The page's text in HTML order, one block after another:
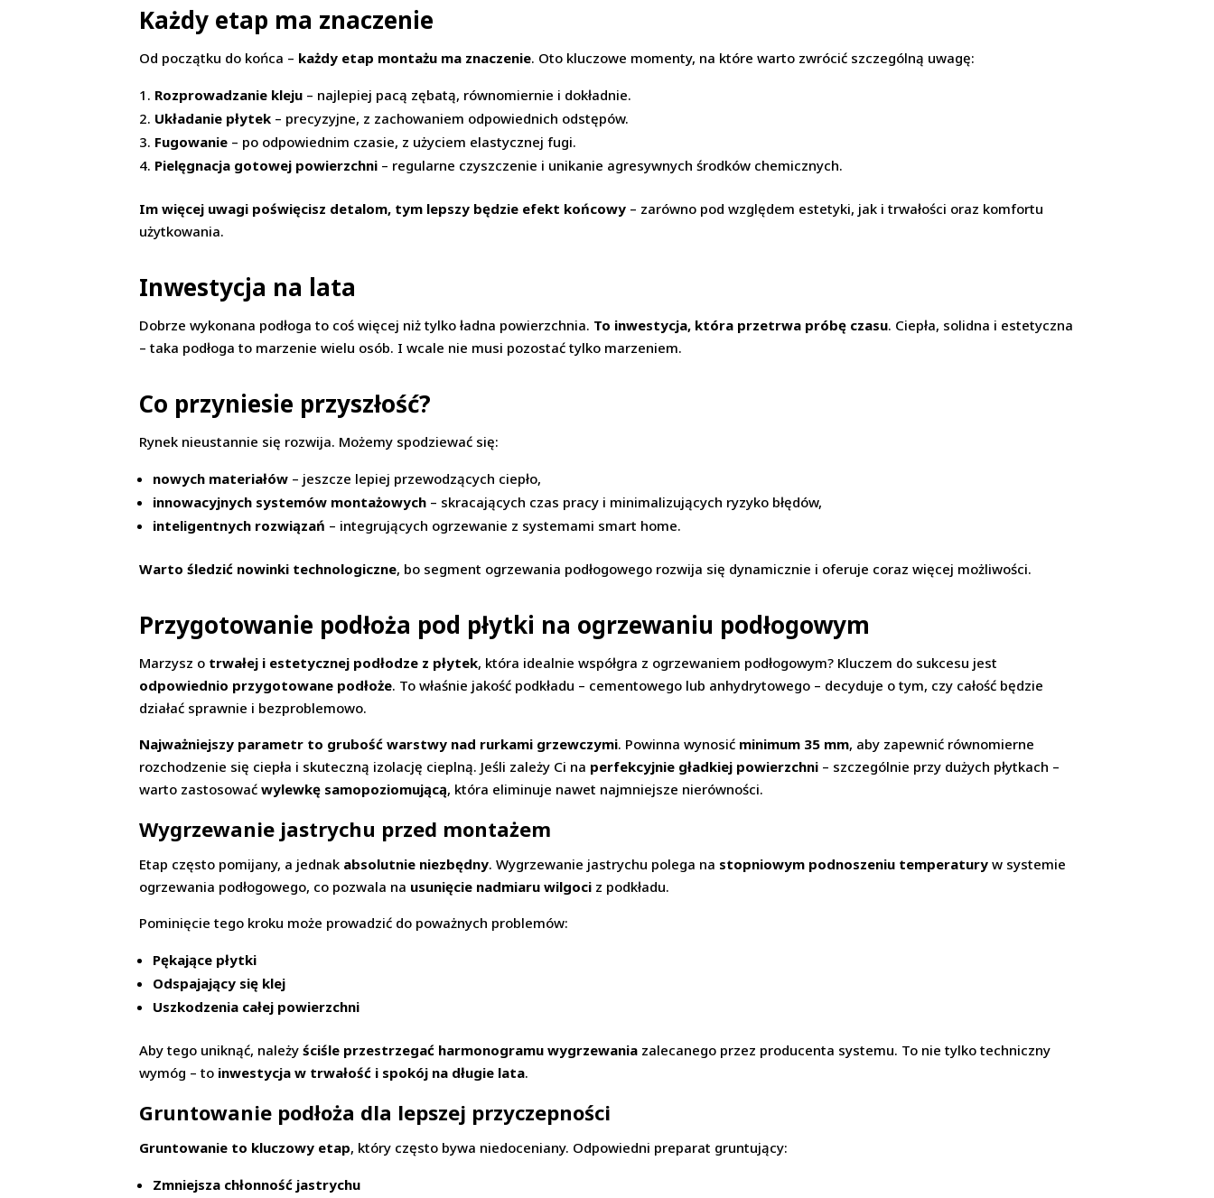
Każdy etap ma znaczenie
Od początku do końca – każdy etap montażu ma znaczenie. Oto kluczowe momenty, na które warto zwrócić szczególną uwagę:
Rozprowadzanie kleju – najlepiej pacą zębatą, równomiernie i dokładnie.
Układanie płytek – precyzyjne, z zachowaniem odpowiednich odstępów.
Fugowanie – po odpowiednim czasie, z użyciem elastycznej fugi.
Pielęgnacja gotowej powierzchni – regularne czyszczenie i unikanie agresywnych środków chemicznych.
Im więcej uwagi poświęcisz detalom, tym lepszy będzie efekt końcowy – zarówno pod względem estetyki, jak i trwałości oraz komfortu
użytkowania.
Inwestycja na lata
Dobrze wykonana podłoga to coś więcej niż tylko ładna powierzchnia. To inwestycja, która przetrwa próbę czasu. Ciepła, solidna i estetyczna
– taka podłoga to marzenie wielu osób. I wcale nie musi pozostać tylko marzeniem.
Co przyniesie przyszłość?
Rynek nieustannie się rozwija. Możemy spodziewać się:
nowych materiałów – jeszcze lepiej przewodzących ciepło,
innowacyjnych systemów montażowych – skracających czas pracy i minimalizujących ryzyko błędów,
inteligentnych rozwiązań – integrujących ogrzewanie z systemami smart home.
Warto śledzić nowinki technologiczne, bo segment ogrzewania podłogowego rozwija się dynamicznie i oferuje coraz więcej możliwości.
Przygotowanie podłoża pod płytki na ogrzewaniu podłogowym
Marzysz o trwałej i estetycznej podłodze z płytek, która idealnie współgra z ogrzewaniem podłogowym? Kluczem do sukcesu jest
odpowiednio przygotowane podłoże. To właśnie jakość podkładu – cementowego lub anhydrytowego – decyduje o tym, czy całość będzie
działać sprawnie i bezproblemowo.
Najważniejszy parametr to grubość warstwy nad rurkami grzewczymi. Powinna wynosić minimum 35 mm, aby zapewnić równomierne
rozchodzenie się ciepła i skuteczną izolację cieplną. Jeśli zależy Ci na perfekcyjnie gładkiej powierzchni – szczególnie przy dużych płytkach –
warto zastosowaćwylewkę samopoziomującą, która eliminuje nawet najmniejsze nierówności.
Wygrzewanie jastrychu przed montażem
Etap często pomijany, a jednak absolutnie niezbędny. Wygrzewanie jastrychu polega na stopniowym podnoszeniu temperatury w systemie
ogrzewania podłogowego, co pozwala na usunięcie nadmiaru wilgoci z podkładu.
Pominięcie tego kroku może prowadzić do poważnych problemów:
Pękające płytki
Odspajający się klej
Uszkodzenia całej powierzchni
Aby tego uniknąć, należyściśle przestrzegać harmonogramu wygrzewania zalecanego przez producenta systemu. To nie tylko techniczny
wymóg – to inwestycja w trwałość i spokój na długie lata.
Gruntowanie podłoża dla lepszej przyczepności
Gruntowanie to kluczowy etap, który często bywa niedoceniany. Odpowiedni preparat gruntujący:
Zmniejsza chłonność jastrychu